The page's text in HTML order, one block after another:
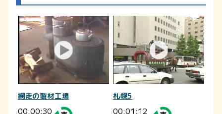
網走の製材工場
00:00:30
札幌5
00:01:12